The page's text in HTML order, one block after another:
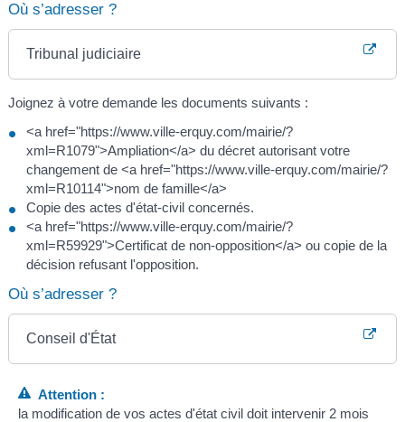
Où s’adresser ?
Tribunal judiciaire
Joignez à votre demande les documents suivants :
<a href="https://www.ville-erquy.com/mairie/?
xml=R1079">Ampliation</a> du décret autorisant votre
changement de <a href="https://www.ville-erquy.com/mairie/?
xml=R10114">nom de famille</a>
Copie des actes d'état-civil concernés.
<a href="https://www.ville-erquy.com/mairie/?
xml=R59929">Certificat de non-opposition</a> ou copie de la
décision refusant l'opposition.
Où s’adresser ?
Conseil d'État
Attention :
la modification de vos actes d'état civil doit intervenir 2 mois